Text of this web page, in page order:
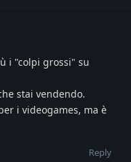
i "colpi grossi" su
stai vendendo.
i videogames, ma è
Reply